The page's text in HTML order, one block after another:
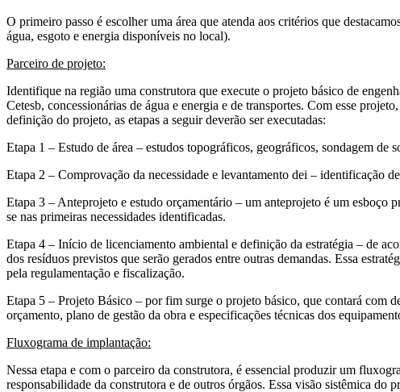
O primeiro passo é escolher uma área que atenda aos critérios que
água, esgoto e energia disponíveis no local).
Parceiro de projeto:
Identifique na região uma construtora que execute o projeto básico de
Cetesb, concessionárias de água e energia e de transportes. Com esse
definição do projeto, as etapas a seguir deverão ser executadas:
Etapa 1 – Estudo de área – estudos topográficos, geográficos, sondagem de
Etapa 2 – Comprovação da necessidade e levantamento dei – identificação
Etapa 3 – Anteprojeto e estudo orçamentário – um anteprojeto é um esboço
se nas primeiras necessidades identificadas.
Etapa 4 – Início de licenciamento ambiental e definição da estratégia – de
dos resíduos previstos que serão gerados entre outras demandas. Essa
pela regulamentação e fiscalização.
Etapa 5 – Projeto Básico – por fim surge o projeto básico, que contará com
orçamento, plano de gestão da obra e especificações técnicas dos
Fluxograma de implantação:
Nessa etapa e com o parceiro da construtora, é essencial produzir um
responsabilidade da construtora e de outros órgãos. Essa visão sistêmica